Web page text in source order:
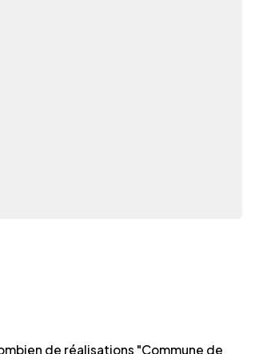
de réalisations "Commune de